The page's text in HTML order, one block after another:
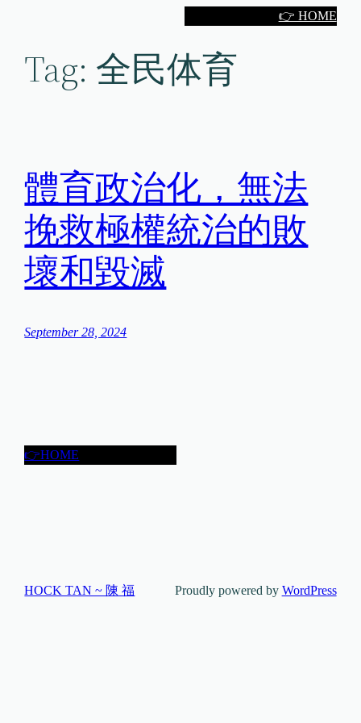
👉 HOME
Tag: 全民体育
體育政治化，無法
挽救極權統治的敗
壞和毀滅
September 28, 2024
👉HOME
HOCK TAN ~ 陳 福 Proudly powered by WordPress